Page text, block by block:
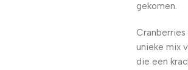
gekomen.
unieke mix
die een